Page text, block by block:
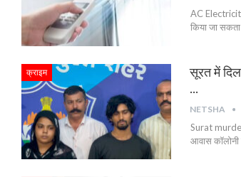
AC
किया जा
क्राइम
सूरत में
…
NETSHA
Surat
आवास